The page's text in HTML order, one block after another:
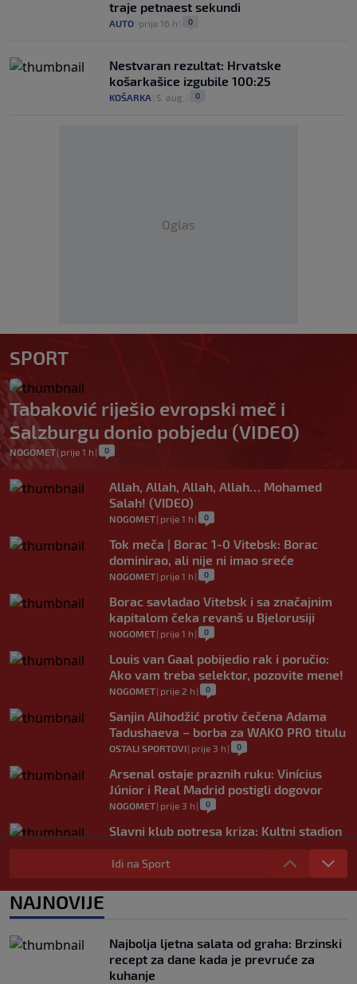
traje petnaest sekundi
AUTO prije 16 h 0
Nestvaran rezultat: Hrvatske
košarkašice izgubile 100:25
KOŠARKA 5. aug. 0
Oglas
SPORT
Tabaković riješio evropski meč i
Salzburgu donio pobjedu (VIDEO)
NOGOMET| prije 1 h | 0
Allah, Allah, Allah, Allah… Mohamed
Salah! (VIDEO)
NOGOMET| prije 1 h | 0
Tok meča | Borac 1-0 Vitebsk: Borac
dominirao, ali nije ni imao sreće
NOGOMET| prije 1 h | 0
Borac savladao Vitebsk i sa značajnim
kapitalom čeka revanš u Bjelorusiji
NOGOMET| prije 1 h | 0
Louis van Gaal pobijedio rak i poručio:
Ako vam treba selektor, pozovite mene!
NOGOMET| prije 2 h | 0
Sanjin Alihodžić protiv čečena Adama
Tadushaeva – borba za WAKO PRO titulu
OSTALI SPORTOVI| prije 3 h | 0
Arsenal ostaje praznih ruku: Vinícius
Júnior i Real Madrid postigli dogovor
NOGOMET| prije 3 h | 0
Slavni klub potresa kriza: Kultni stadion
u Italiji bit će prazan na početku sezone,
navijači objavili rat upravi
Idi na Sport
NAJNOVIJE
Najbolja ljetna salata od graha: Brzinski
recept za dane kada je prevruće za
kuhanje